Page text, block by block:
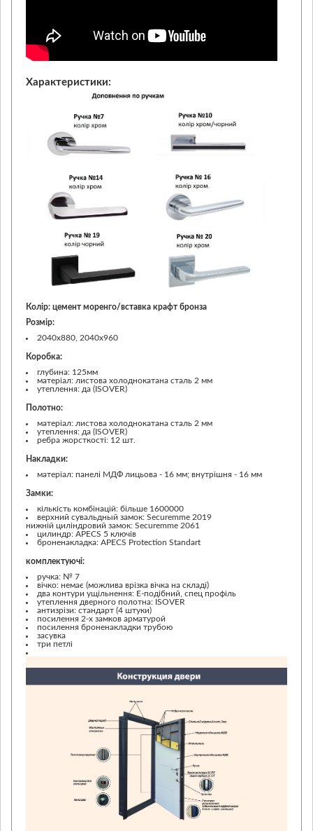
Характеристики:
Колір: цемент моренго/вставка крафт бронза
Розмір:
2040х880, 2040х960
Коробка:
глубина: 125мм
матеріал: листова холоднокатана сталь 2 мм
утеплення: да (ISOVER)
Полотно:
матеріал: листова холоднокатана сталь 2 мм
утеплення: да (ISOVER)
ребра жорсткості: 12 шт.
Накладки:
матеріал: панелі МДФ лицьова - 16 мм; внутрішня - 16 мм
Замки:
кількість комбінацій: більше 1600000
верхний сувальдный замок: Securemme 2019
нижній циліндровий замок: Securemme 2061
цилиндр: APECS 5 ключів
броненакладка: APECS Protection Standart
комплектуючі:
ручка: № 7
вічко: немає (можлива врізка вічка на складі)
два контури ущільнення: Е-подібний, спец профіль
утеплення дверного полотна: ISOVER
антизрізи: стандарт (4 штуки)
посилення 2-х замков арматурой
посилення броненакладки трубою
засувка
три петлі